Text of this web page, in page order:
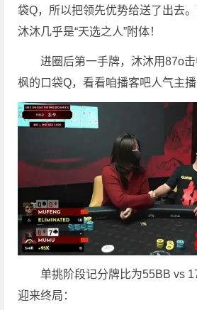
袋Q，所以把领先优势给送了出去
沐沐几乎是“天选之人”附体！
进圈后第一手牌，沐沐用87o
枫的口袋Q，看看咱播客吧人气主播
单挑阶段记分牌比为55BB vs
迎来终局：